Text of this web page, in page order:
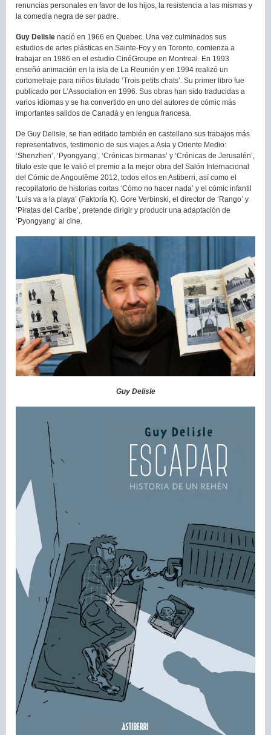
renuncias personales en favor de los hijos, la resistencia a las mismas y
la comedia negra de ser padre.
Guy Delisle nació en 1966 en Quebec. Una vez culminados sus
estudios de artes plásticas en Sainte-Foy y en Toronto, comienza a
trabajar en 1986 en el estudio CinéGroupe en Montreal. En 1993
enseñó animación en la isla de La Reunión y en 1994 realizó un
cortometraje para niños titulado ‘Trois petits chats’. Su primer libro fue
publicado por L’Association en 1996. Sus obras han sido traducidas a
varios idiomas y se ha convertido en uno del autores de cómic más
importantes salidos de Canadá y en lengua francesa.
De Guy Delisle, se han editado también en castellano sus trabajos más
representativos, testimonio de sus viajes a Asia y Oriente Medio:
‘Shenzhen’, ‘Pyongyang’, ‘Crónicas birmanas’ y ‘Crónicas de Jerusalén’,
título este que le valió el premio a la mejor obra del Salón Internacional
del Cómic de Angoulême 2012, todos ellos en Astiberri, así como el
recopilatorio de historias cortas ‘Cómo no hacer nada’ y el cómic infantil
‘Luis va a la playa’ (Faktoría K). Gore Verbinski, el director de ‘Rango’ y
‘Piratas del Caribe’, pretende dirigir y producir una adaptación de
‘Pyongyang’ al cine.
Guy Delisle